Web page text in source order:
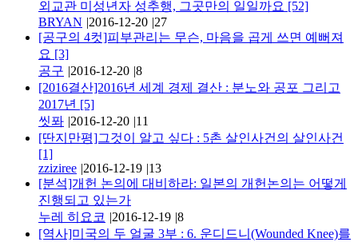
외교관 미성년자 성추행, 그곳만의 일일까요 [52]
BRYAN |2016-12-20 |27
[공구의 4컷]피부관리는 무슨, 마음을 곱게 쓰면 예뻐져
요 [3]
공구 |2016-12-20 |8
[2016결산]2016년 세계 경제 결산 : 분노와 공포 그리고
2017년 [5]
씻퐈 |2016-12-20 |11
[딴지만평]그것이 알고 싶다 : 5촌 살인사건의 살인사건
[1]
zziziree |2016-12-19 |13
[분석]개헌 논의에 대비하라: 일본의 개헌논의는 어떻게
진행되고 있는가
누레 히요코 |2016-12-19 |8
[역사]미국의 두 얼굴 3부 : 6. 운디드니(Wounded Knee)를